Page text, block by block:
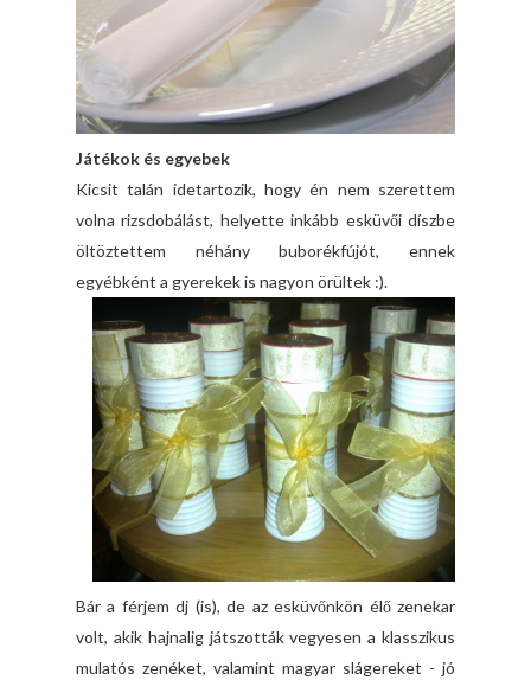
Játékok és egyebek
Kicsit talán idetartozik, hogy én nem szerettem
volna rizsdobálást, helyette inkább esküvői díszbe
öltöztettem néhány buborékfújót, ennek
egyébként a gyerekek is nagyon örültek :).
Bár a férjem dj (is), de az esküvőnkön élő zenekar
volt, akik hajnalig játszották vegyesen a klasszikus
mulatós zenéket, valamint magyar slágereket - jó